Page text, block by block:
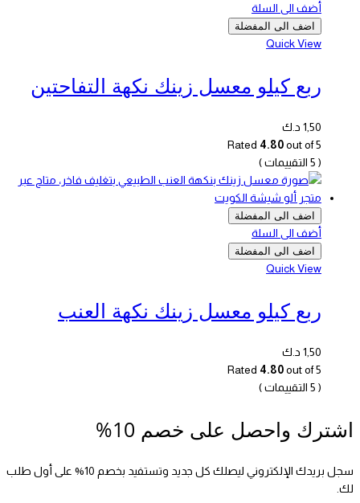
أضف الى السلة
اضف الى المفضلة
Quick View
ربع كيلو معسل زينك نكهة التفاحتين
1,50 د.ك
Rated 4.80out of 5
( 5 التقييمات )
اضف الى المفضلة
أضف الى السلة
اضف الى المفضلة
Quick View
ربع كيلو معسل زينك نكهة العنب
1,50 د.ك
Rated 4.80out of 5
( 5 التقييمات )
اشترك واحصل على خصم 10%
سجل بريدك الإلكتروني ليصلك كل جديد وتستفيد بخصم 10% على أول طلب
لك.